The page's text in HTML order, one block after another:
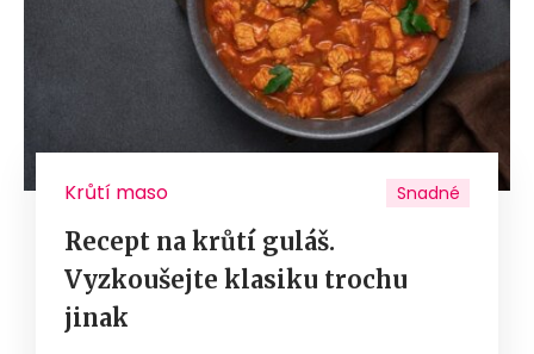
Krůtí maso Snadné
Recept na krůtí guláš.
Vyzkoušejte klasiku trochu
jinak